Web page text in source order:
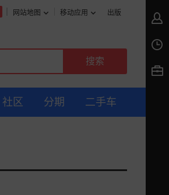
网站地图 移动应用 出版
社区 分期 二手车